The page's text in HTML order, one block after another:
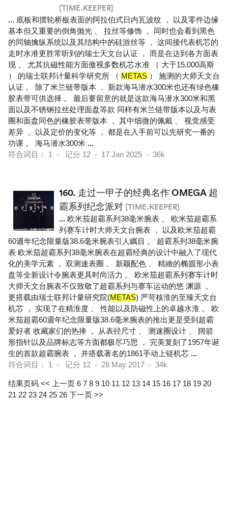
[TIME.KEEPER]
... 底板和摆轮桥板表面的阿拉伯式日内瓦波纹 ， 以及零件边缘
基本但又重要的倒角抛光 、 拉丝等修饰 ， 同时也会看到黑色
的同轴擒纵系统以及其结构中的硅游丝等 ， 这间接代表机芯的
走时水准更胜常听到的瑞士天文台认证 ， 而是在达到各方面表
现 、 尤其抗磁性能方面傲视多数机芯水准 （ 大于15,000高斯
） 的瑞士联邦计量科学研究所 （ METAS ） 施测的大师天文台
认证 。 除了米兰链带版本 ， 新款海马潜水300米也还有绿色橡
胶表带可供选择 。 最后要留意的就是这款海马潜水300米和黑
面以及不锈钢拉丝处理面盘等款 同样有米兰链带版本以及与表
圈和面盘同色的橡胶表带版本 ， 其中细微的佩戴 、 视觉感受
差异 ， 以及定价的变化等 ， 都是在入手前可以先研究一番的
功课 。 海马潜水300米 ...
符合词目： 1 - 记分 12 - 17 Jan 2025 - 36k
160. 走过一甲子的经典名作 OMEGA 超
霸系列纪念派对 [TIME.KEEPER]
... 欧米茄超霸系列38毫米腕表 、 欧米茄超霸系
列赛车计时大师天文台腕表 ， 以及欧米茄超霸
60週年纪念限量版38.6毫米腕表引人瞩目 。 超霸系列38毫米腕
表 欧米茄超霸系列38毫米腕表在超霸经典的设计中融入了现代
化的美学元素 ， 双测速表圈 、 新颖配色 、 精緻的椭圆形小表
盘等全新设计令腕表更具时尚活力 。 欧米茄超霸系列赛车计时
大师天文台腕表不仅致敬了超霸系列与赛车运动的悠 渊源 ，
更搭载由瑞士联邦计量研究院(METAS) 严苛核淮的至臻天文台
机芯 ， 实现了在精淮度 、 性能以及防磁性上的卓越水淮 。 欧
米茄超霸60週年纪念限量版38.6毫米腕表的推出更是受到超霸
爱好者 收藏家们的热捧 ， 从表径尺寸 、 测速圈设计 、 阔箭
形指针以及品牌标志等方面都极尽巧思 ， 完美复刻了1957年诞
生的首款超霸腕表 ， 并搭载著名的1861手动上链机芯 ...
符合词目： 1 - 记分 12 - 28 May 2017 - 34k
结果页码 << 上一页 6 7 8 9 10 11 12 13 14 15 16 17 18 19 20
21 22 23 24 25 26 下一页 >>